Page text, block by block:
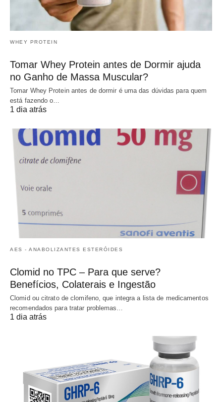
WHEY PROTEIN
Tomar Whey Protein antes de Dormir ajuda
no Ganho de Massa Muscular?
Tomar Whey Protein antes de dormir é uma das dúvidas para quem
está fazendo o…
1 dia atrás
AES - ANABOLIZANTES ESTERÓIDES
Clomid no TPC – Para que serve?
Benefícios, Colaterais e Ingestão
Clomid ou citrato de clomifeno, que integra a lista de medicamentos
recomendados para tratar problemas…
1 dia atrás